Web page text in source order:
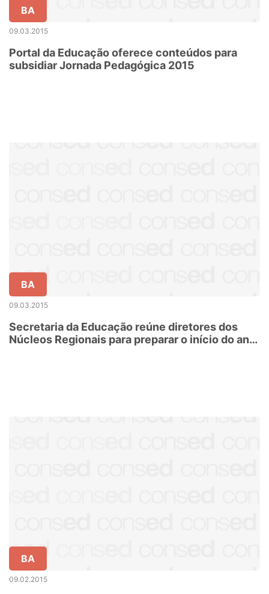
BA
09.03.2015
Portal da Educação oferece conteúdos para
subsidiar Jornada Pedagógica 2015
BA
09.03.2015
Secretaria da Educação reúne diretores dos
Núcleos Regionais para preparar o início do ano
BA
09.02.2015